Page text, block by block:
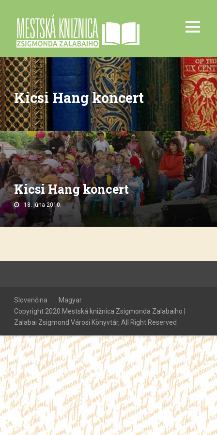
Kicsi Hang koncert
Kicsi Hang koncert
18. júna 2010.
Slovenčina
Magyar
Copyright 2020 Mestská knižnica Zsigmonda Zalabaiho |
Zalabai Zsigmond Városi Könyvtár, All Right Reserved